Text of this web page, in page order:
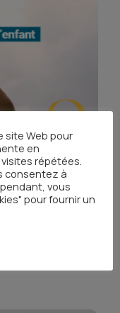
des enfants
site Web pour
en
répétées.
consentez à
vous
pour fournir un